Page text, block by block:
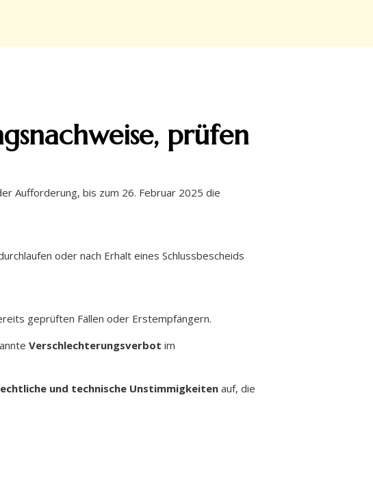
prüfen
Aufforderung, bis zum 26. Februar 2025 die
oder nach Erhalt eines Schlussbescheids
geprüften Fällen oder Erstempfängern.
Verschlechterungsverbot im
und technische Unstimmigkeiten auf, die